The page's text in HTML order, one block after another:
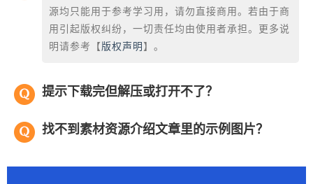
源均只能用于参考学习用，请勿直接商用。若由于商
用引起版权纠纷，一切责任均由使用者承担。更多说
明请参考【 版权声明 】。
提示下载完但解压或打开不了？
找不到素材资源介绍文章里的示例图片？